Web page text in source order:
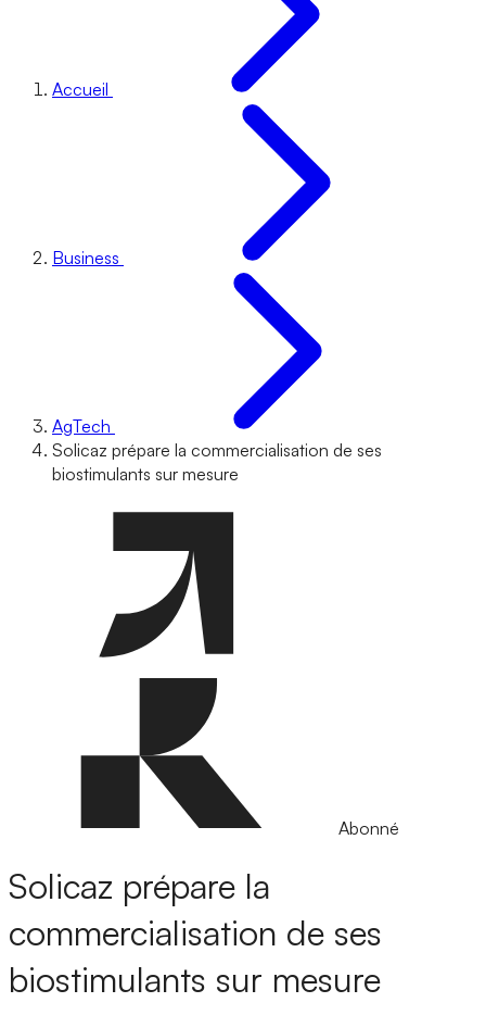
Accueil
Business
AgTech
Solicaz prépare la commercialisation de ses
biostimulants sur mesure
Abonné
Solicaz prépare la
commercialisation de ses
biostimulants sur mesure